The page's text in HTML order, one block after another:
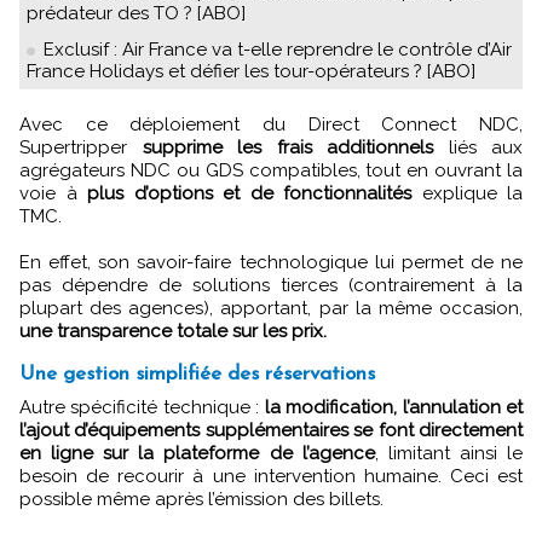
prédateur des TO ? [ABO]
Exclusif : Air France va t-elle reprendre le contrôle d’Air
France Holidays et défier les tour-opérateurs ? [ABO]
Avec ce déploiement du Direct Connect NDC,
Supertripper supprime les frais additionnelsliés aux
agrégateurs NDC ou GDS compatibles, tout en ouvrant la
voie à plus d’options et de fonctionnalitésexplique la
TMC.
En effet, son savoir-faire technologique lui permet de ne
pas dépendre de solutions tierces (contrairement à la
plupart des agences), apportant, par la même occasion,
une transparence totale sur les prix.
Une gestion simplifiée des réservations
Autre spécificité technique : la modification, l’annulation et
l’ajout d’équipements supplémentaires se font directement
en ligne sur la plateforme de l’agence, limitant ainsi le
besoin de recourir à une intervention humaine. Ceci est
possible même après l’émission des billets.